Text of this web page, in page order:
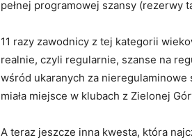
pełnej programowej szansy (rezerwy
11 razy zawodnicy z tej kategorii
realnie, czyli regularnie, szanse na
wśród ukaranych za nieregulaminowe
miała miejsce w klubach z Zielonej
A teraz jeszcze inna kwesta, która